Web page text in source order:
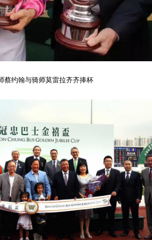
蔡约翰与骑师莫雷拉齐齐捧杯